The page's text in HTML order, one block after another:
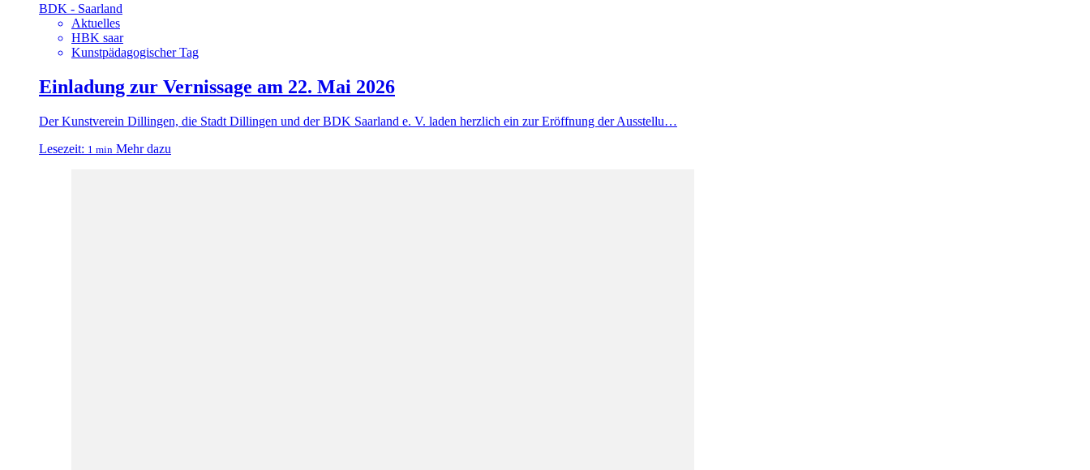
BDK - Saarland
Aktuelles
HBK saar
Kunstpädagogischer Tag
Einladung zur Vernissage am 22. Mai 2026
Der Kunstverein Dillingen, die Stadt Dillingen und der BDK Saarland e. V. laden herzlich ein zur Eröffnung der Ausstellu…
Lesezeit: 1 min Mehr dazu